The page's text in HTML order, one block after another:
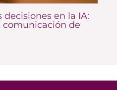
en la IA:
de